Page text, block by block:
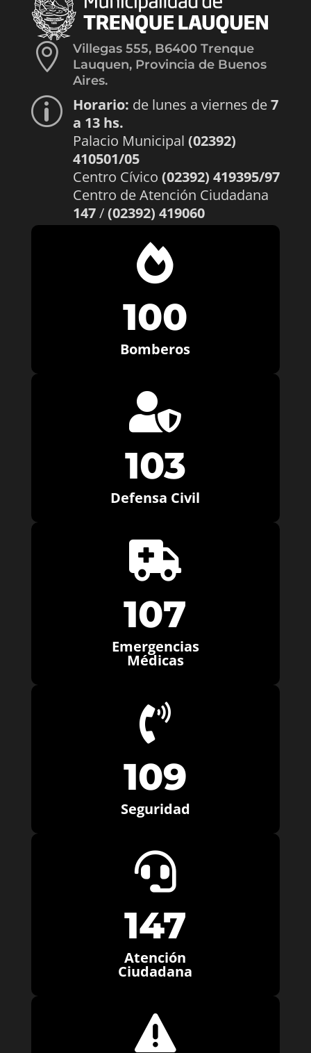

Villegas 555, B6400 Trenque
Lauquen, Provincia de Buenos
Aires.
p Horario: de lunes a viernes de7
a 13 hs.
Palacio Municipal (02392)
410501/05
Centro Cívico (02392) 419395/97
Centro de Atención Ciudadana
147/(02392) 419060

100
Bomberos

103
Defensa Civil

107
Emergencias
Médicas

109
Seguridad

147
Atención
Ciudadana
